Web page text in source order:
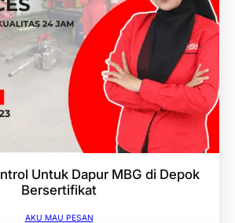
Untuk Dapur MBG di Depok
Bersertifikat
AKU MAU PESAN